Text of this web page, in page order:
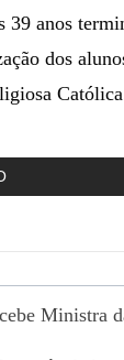
39 anos
dos
Ministra